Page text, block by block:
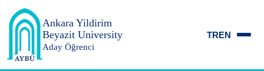
Ankara Yildirim
Beyazit University
Aday Öğrenci
TREN